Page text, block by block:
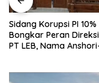
Sidang Korupsi PI 10%
Bongkar Peran
PT LEB, Nama